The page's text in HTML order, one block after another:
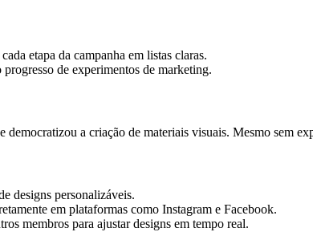
etapa da campanha em listas claras.
de experimentos de marketing.
a criação de materiais visuais. Mesmo sem
designs personalizáveis.
em plataformas como Instagram e Facebook.
membros para ajustar designs em tempo real.